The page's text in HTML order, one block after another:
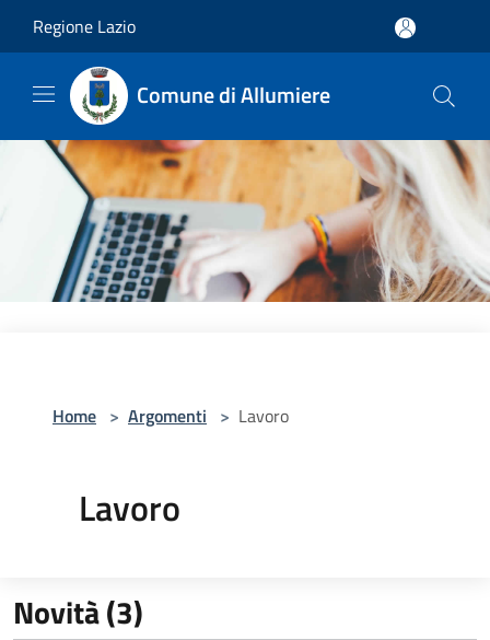
Regione Lazio
Comune di Allumiere
Home > Argomenti > Lavoro
Lavoro
Novità (3)